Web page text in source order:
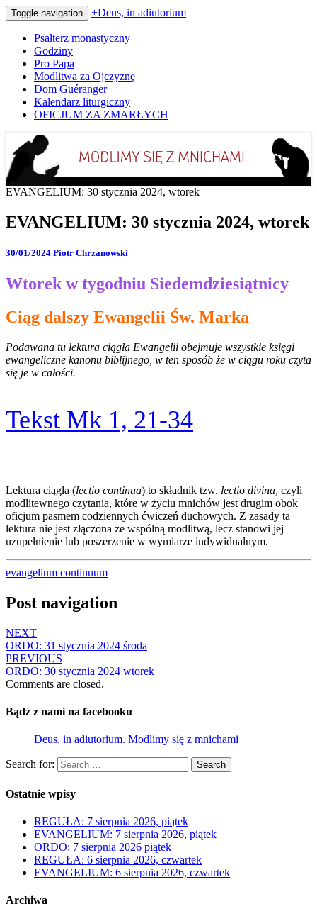
Toggle navigation +Deus, in adiutorium
Psałterz monastyczny
Godziny
Pro Papa
Modlitwa za Ojczyznę
Dom Guéranger
Kalendarz liturgiczny
OFICJUM ZA ZMARŁYCH
+Deus, in adiutorium
Codziennie modlimy się z mnichami
EVANGELIUM: 30 stycznia 2024, wtorek
EVANGELIUM: 30 stycznia 2024, wtorek
30/01/2024 Piotr Chrzanowski
Wtorek w tygodniu Siedemdziesiątnicy
Ciąg dalszy Ewangelii Św. Marka
Podawana tu lektura ciągła Ewangelii obejmuje wszystkie księgi
ewangeliczne kanonu biblijnego, w ten sposób że w ciągu roku czyta
się je w całości.
Tekst Mk 1, 21-34
Lektura ciągła (lectio continua) to składnik tzw. lectio divina, czyli
modlitewnego czytania, które w życiu mnichów jest drugim obok
oficjum pasmem codziennych ćwiczeń duchowych. Z zasady ta
lektura nie jest złączona ze wspólną modlitwą, lecz stanowi jej
uzupełnienie lub poszerzenie w wymiarze indywidualnym.
evangelium continuum
Post navigation
NEXT
ORDO: 31 stycznia 2024 środa
PREVIOUS
ORDO: 30 stycznia 2024 wtorek
Comments are closed.
Bądź z nami na facebooku
Deus, in adiutorium. Modlimy się z mnichami
Search for: Search
Ostatnie wpisy
REGUŁA: 7 sierpnia 2026, piątek
EVANGELIUM: 7 sierpnia 2026, piątek
ORDO: 7 sierpnia 2026 piątek
REGUŁA: 6 sierpnia 2026, czwartek
EVANGELIUM: 6 sierpnia 2026, czwartek
Archiwa